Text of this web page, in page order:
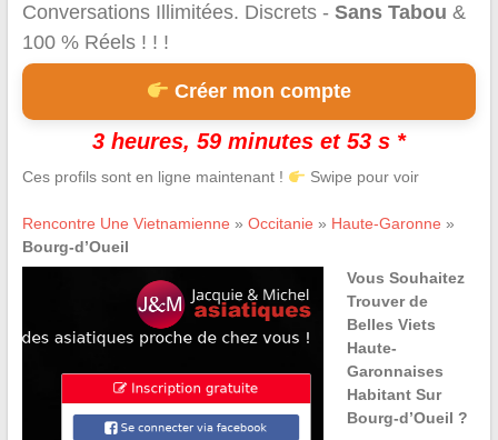
Conversations Illimitées. Discrets - Sans Tabou &
100 % Réels ! ! !
Créer mon compte
3 heures, 59 minutes et 53 s *
Ces profils sont en ligne maintenant ! Swipe pour voir
Rencontre Une Vietnamienne » Occitanie » Haute-Garonne »
Bourg-d’Oueil
Vous Souhaitez
Trouver de
Belles Viets
Haute-
Garonnaises
Habitant Sur
Bourg-d’Oueil ?